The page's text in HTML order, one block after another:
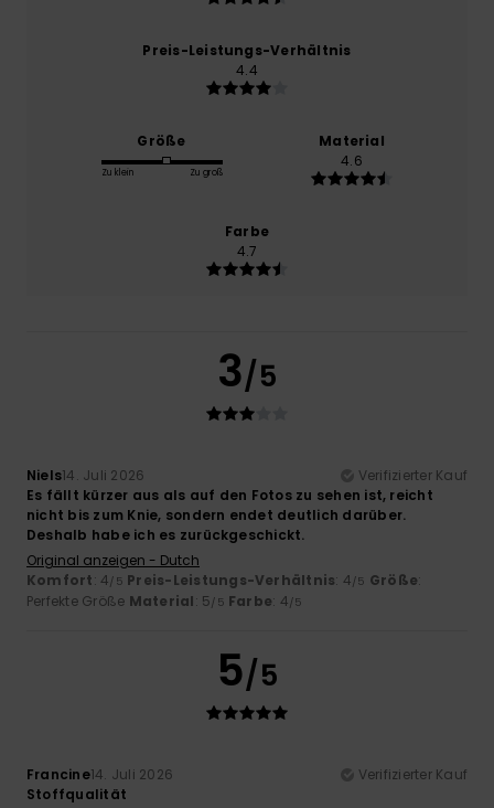
Preis-Leistungs-Verhältnis
4.4
Größe
Zu klein Zu groß
Material
4.6
Farbe
4.7
3/5
Niels14. Juli 2026
Verifizierter Kauf
Es fällt kürzer aus als auf den Fotos zu sehen ist, reicht
nicht bis zum Knie, sondern endet deutlich darüber.
Deshalb habe ich es zurückgeschickt.
Original anzeigen - Dutch
Komfort: 4/5 Preis-Leistungs-Verhältnis: 4/5 Größe:
Perfekte Größe Material: 5/5 Farbe: 4/5
5/5
Francine14. Juli 2026
Verifizierter Kauf
Stoffqualität